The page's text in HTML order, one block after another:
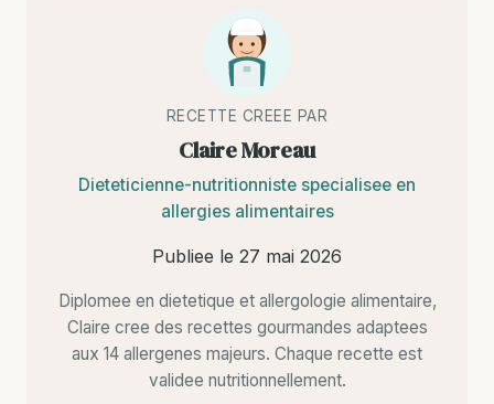
RECETTE CREEE PAR
Claire Moreau
Dieteticienne-nutritionniste specialisee en
allergies alimentaires
Publiee le 27 mai 2026
Diplomee en dietetique et allergologie alimentaire,
Claire cree des recettes gourmandes adaptees
aux 14 allergenes majeurs. Chaque recette est
validee nutritionnellement.